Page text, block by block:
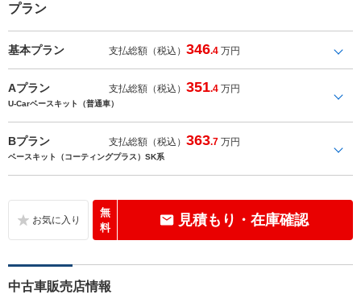
プラン
基本プラン 支払総額（税込）346.4 万円
Aプラン 支払総額（税込）351.4 万円
U-Carベースキット（普通車）
Bプラン 支払総額（税込）363.7 万円
ベースキット（コーティングプラス）SK系
無
料
見積もり・在庫確認
中古車販売店情報